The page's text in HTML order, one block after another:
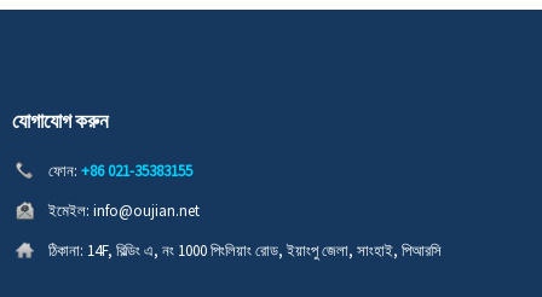
যোগাযোগ করুন
ফোন: +86 021-35383155
ইমেইল: info@oujian.net
ঠিকানা: 14F, বিল্ডিং এ, নং 1000 পিংলিয়াং রোড, ইয়াংপু জেলা, সাংহাই, পিআরসি